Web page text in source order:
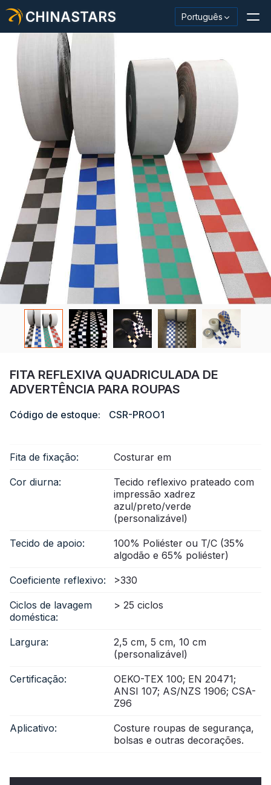
CHINASTARS Português
Material/fita reflexiva
Tecido reflexivo da moda
Roupas de segurança
Material que brilha no escuro
Acabamento Industrial Wash
Sobre CHINASTARS
Novo produto
Certificado
Catálogo
Vídeo
FITA REFLEXIVA QUADRICULADA DE
ADVERTÊNCIA PARA ROUPAS
Código de estoque: CSR-PROO1
Fita de fixação: Costurar em
Cor diurna:
Tecido reflexivo prateado com
impressão xadrez
azul/preto/verde
(personalizável)
Tecido de apoio:
100% Poliéster ou T/C (35%
algodão e 65% poliéster)
Coeficiente reflexivo: >330
Ciclos de lavagem
doméstica:
> 25 ciclos
Largura:
2,5 cm, 5 cm, 10 cm
(personalizável)
Certificação:
OEKO-TEX 100; EN 20471;
ANSI 107; AS/NZS 1906; CSA-
Z96
Aplicativo:
Costure roupas de segurança,
bolsas e outras decorações.